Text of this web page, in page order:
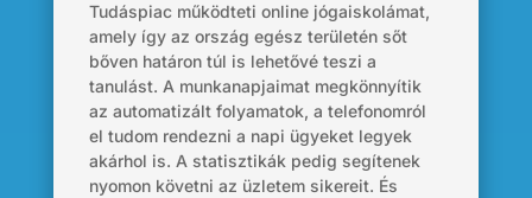
Tudáspiac működteti online jógaiskolámat,
amely így az ország egész területén sőt
bőven határon túl is lehetővé teszi a
tanulást. A munkanapjaimat megkönnyítik
az automatizált folyamatok, a telefonomról
el tudom rendezni a napi ügyeket legyek
akárhol is. A statisztikák pedig segítenek
nyomon követni az üzletem sikereit. És